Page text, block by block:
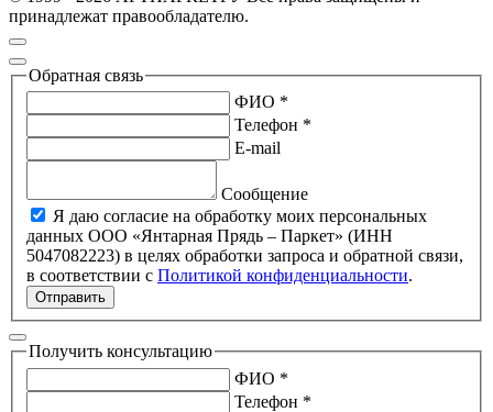
принадлежат правообладателю.
Обратная связь
ФИО *
Телефон *
E-mail
Сообщение
Я даю согласие на обработку моих персональных
данных ООО «Янтарная Прядь – Паркет» (ИНН
5047082223) в целях обработки запроса и обратной связи,
в соответствии с Политикой конфиденциальности.
Отправить
Получить консультацию
ФИО *
Телефон *